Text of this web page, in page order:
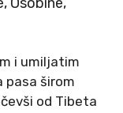
i umiljatim
pasa širom
od Tibeta